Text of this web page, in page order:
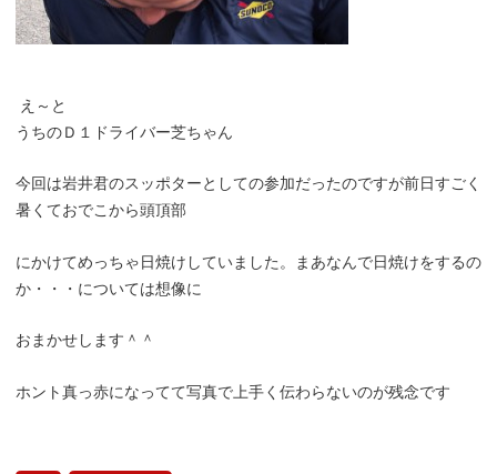
え～と
うちのＤ１ドライバー芝ちゃん
今回は岩井君のスッポターとしての参加だったのですが前日すごく
暑くておでこから頭頂部
にかけてめっちゃ日焼けしていました。まあなんで日焼けをするの
か・・・については想像に
おまかせします＾＾
ホント真っ赤になってて写真で上手く伝わらないのが残念です